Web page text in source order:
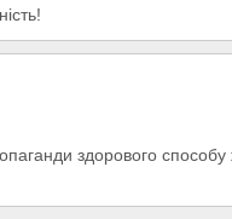
здорового способу